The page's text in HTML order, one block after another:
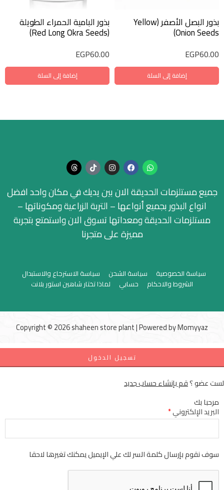
بذور البصل الأصفر (Yellow
Onion Seeds)
EGP60.00
إضافة إلى السلة
بذور البامية الحمراء الطويلة
(Red Long Okra Seeds)
EGP60.00
إضافة إلى السلة
جميع مستلزمات الحديقة الان بين يديك في مكان واحد افضل
انواع البذور بجميع أنواعها – التربة الزراعية ومكوناتها –
مستلزمات الحديقة ومعداتها تسوق الان واستمتع بتجربة
مميزة على متجرنا
سياسة الخصوصية سياسة الشحن
سياسة الاسترجاع والاستبدال
الشروط والاحكام
حسابي لماذا تختار شاهين استور بلانت
Copyright © 2026 shaheen store plant | Powered byMomyyaz
تسجيل الدخول
لست عضو ؟قم بإنشاء حساب جديد
مرحبا بك
البريد الإلكتروني*
سوف نقوم بإرسال كلمة السر لك علي الإيميل يمكنك تغيرها لاحقا